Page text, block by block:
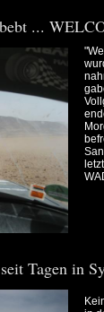
...
Tagen in